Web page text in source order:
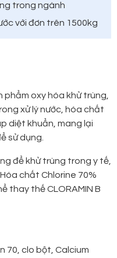
trong ngành
với đơn trên 1500kg
phẩm oxy hóa khử trùng,
xử lý nước, hóa chất
diệt khuẩn, mang lại
sử dụng.
để khử trùng trong y tế,
chất Chlorine 70%
thay thế CLORAMIN B
70, clo bột, Calcium